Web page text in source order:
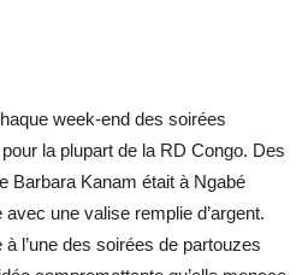
week-end des soirées
la plupart de la RD Congo. Des
Barbara Kanam était à Ngabé
une valise remplie d’argent.
l’une des soirées de partouzes